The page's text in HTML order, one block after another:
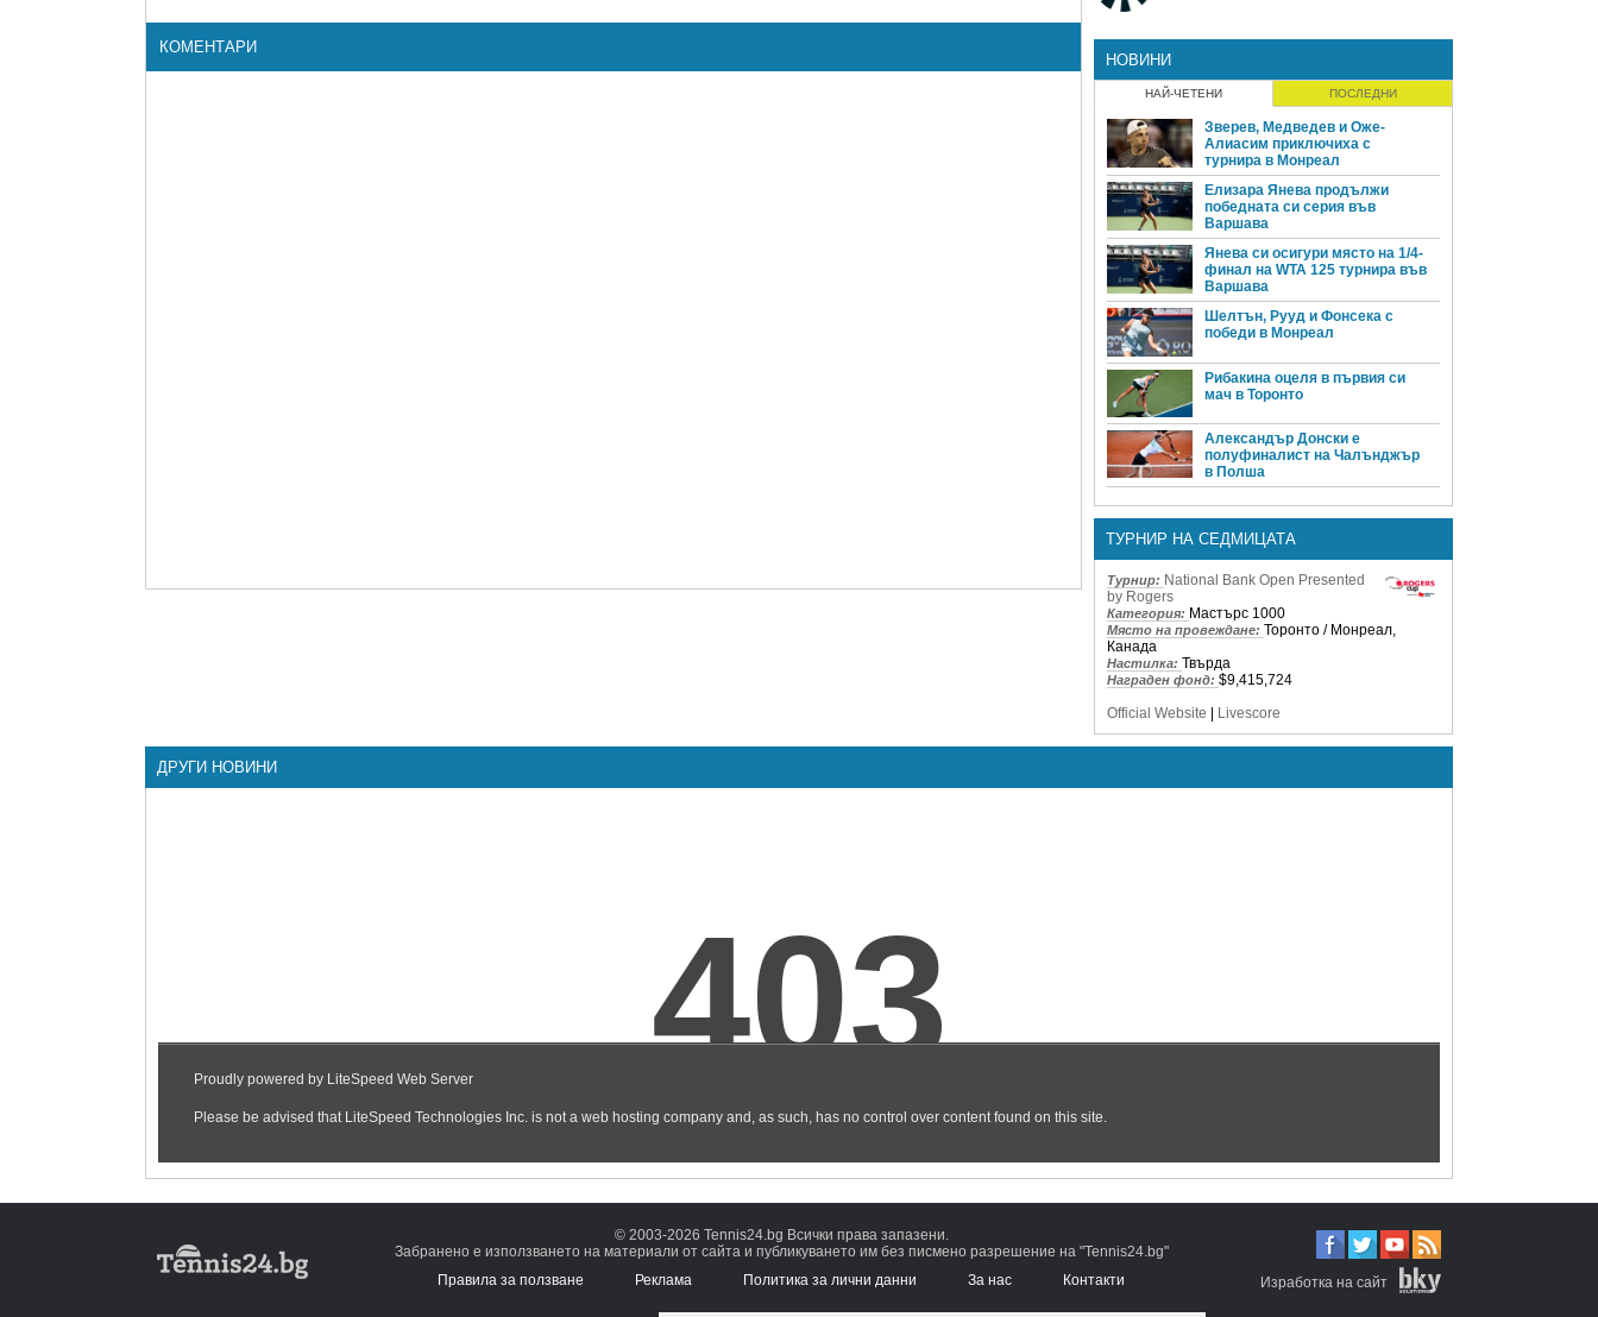
КОМЕНТАРИ
НОВИНИ
НАЙ-ЧЕТЕНИ ПОСЛЕДНИ
Зверев, Медведев и Оже-
Алиасим приключиха с
турнира в Монреал
Елизара Янева продължи
победната си серия във
Варшава
Янева си осигури място на 1/4-
финал на WTA 125 турнира във
Варшава
Шелтън, Рууд и Фонсека с
победи в Монреал
Рибакина оцеля в първия си
мач в Торонто
Александър Донски е
полуфиналист на Чалънджър
в Полша
ТУРНИР НА СЕДМИЦАТА
Турнир: National Bank Open Presented
by Rogers
Категория: Мастърс 1000
Място на провеждане: Торонто / Монреал,
Канада
Настилка: Твърда
Награден фонд: $9,415,724
Official Website
Livescore
ДРУГИ НОВИНИ
© 2003-2026 Tennis24.bg Всички права запазени.
Забранено е използването на материали от сайта и публикуването им без писмено разрешение на "Tennis24.bg"
Правила за ползване
Реклама Политика за лични данни За нас Контакти Изработка на сайт